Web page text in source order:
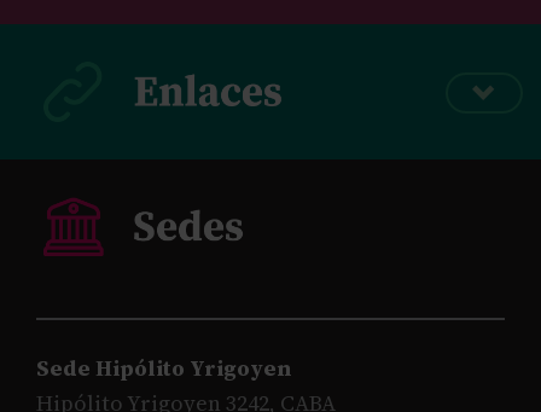
Sede Hipólito Yrigoyen
Hipólito Yrigoyen 3242, CABA